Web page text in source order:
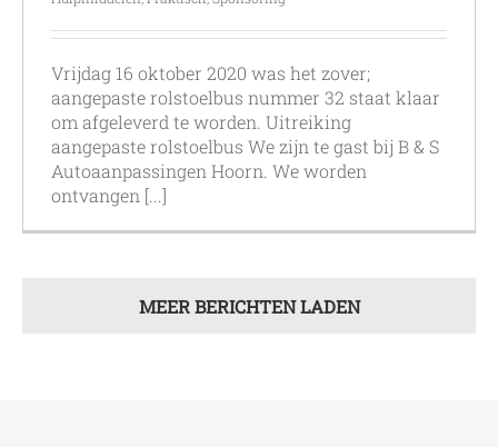
Vrijdag 16 oktober 2020 was het zover;
aangepaste rolstoelbus nummer 32 staat klaar
om afgeleverd te worden. Uitreiking
aangepaste rolstoelbus We zijn te gast bij B & S
Autoaanpassingen Hoorn. We worden
ontvangen [...]
MEER BERICHTEN LADEN